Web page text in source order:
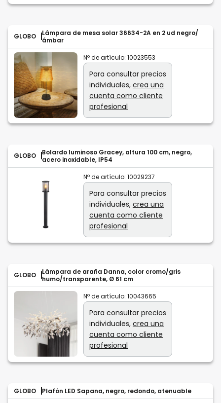
GLOBO
Lámpara de mesa solar 36634-2A en 2 ud negro/
ámbar
Nº de artículo: 10023553
Para consultar precios
individuales, crea una
cuenta como cliente
profesional
GLOBO
Bolardo luminoso Gracey, altura 100 cm, negro,
acero inoxidable, IP54
Nº de artículo: 10029237
Para consultar precios
individuales, crea una
cuenta como cliente
profesional
GLOBO
Lámpara de araña Danna, color cromo/gris
humo/transparente, Ø 61 cm
Nº de artículo: 10043665
Para consultar precios
individuales, crea una
cuenta como cliente
profesional
GLOBO Plafón LED Sapana, negro, redondo, atenuable